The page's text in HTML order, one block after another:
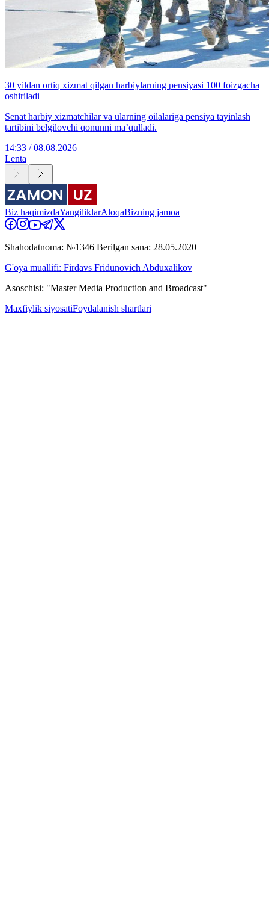
30 yildan ortiq xizmat qilgan harbiylarning pensiyasi 100 foizgacha
oshiriladi
Senat harbiy xizmatchilar va ularning oilalariga pensiya tayinlash
tartibini belgilovchi qonunni ma’qulladi.
14:33 / 08.08.2026
Lenta
Biz haqimizdaYangiliklarAloqaBizning jamoa
Shahodatnoma: №1346 Berilgan sana: 28.05.2020
G'oya muallifi: Firdavs Fridunovich Abduxalikov
Asoschisi: "Master Media Production and Broadcast"
Maxfiylik siyosatiFoydalanish shartlari